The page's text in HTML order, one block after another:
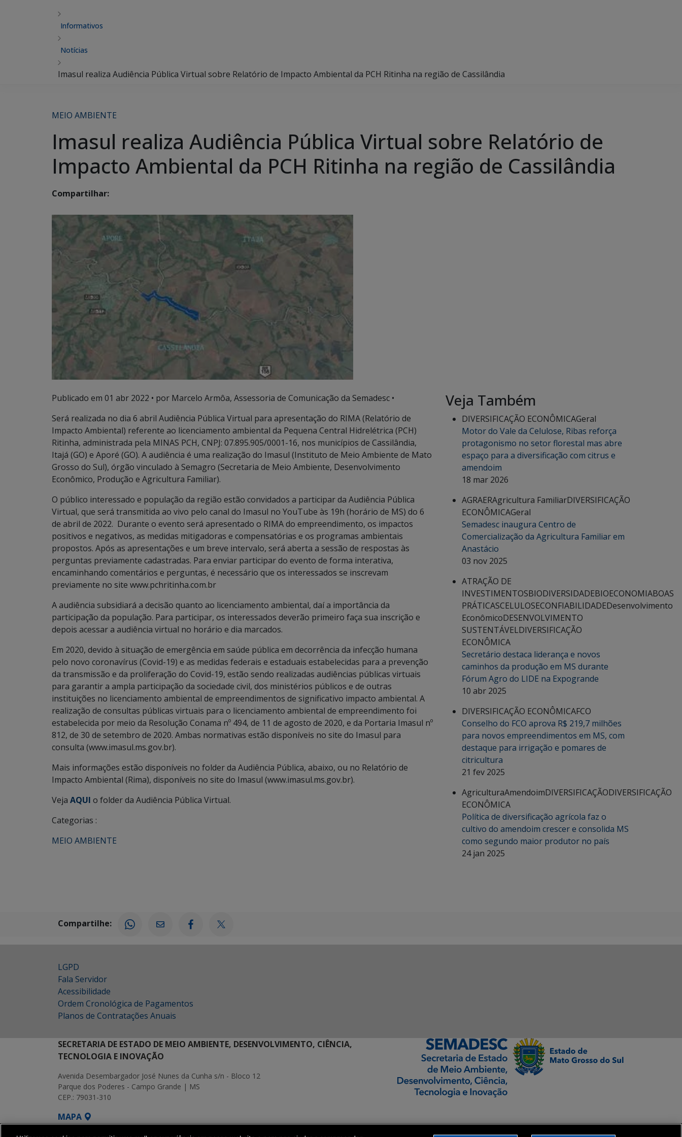
Informativos
Notícias
Imasul realiza Audiência Pública Virtual sobre Relatório de Impacto Ambiental da PCH Ritinha na região de Cassilândia
MEIO AMBIENTE
Imasul realiza Audiência Pública Virtual sobre Relatório de
Impacto Ambiental da PCH Ritinha na região de Cassilândia
Compartilhar:
Publicado em 01 abr 2022 • por Marcelo Armôa, Assessoria de Comunicação da Semadesc •
Será realizada no dia 6 abril Audiência Pública Virtual para apresentação do RIMA (Relatório de
Impacto Ambiental) referente ao licenciamento ambiental da Pequena Central Hidrelétrica (PCH)
Ritinha, administrada pela MINAS PCH, CNPJ: 07.895.905/0001-16, nos municípios de Cassilândia,
Itajá (GO) e Aporé (GO). A audiência é uma realização do Imasul (Instituto de Meio Ambiente de Mato
Grosso do Sul), órgão vinculado à Semagro (Secretaria de Meio Ambiente, Desenvolvimento
Econômico, Produção e Agricultura Familiar).
O público interessado e população da região estão convidados a participar da Audiência Pública
Virtual, que será transmitida ao vivo pelo canal do Imasul no YouTube às 19h (horário de MS) do 6
de abril de 2022. Durante o evento será apresentado o RIMA do empreendimento, os impactos
positivos e negativos, as medidas mitigadoras e compensatórias e os programas ambientais
propostos. Após as apresentações e um breve intervalo, será aberta a sessão de respostas às
perguntas previamente cadastradas. Para enviar participar do evento de forma interativa,
encaminhando comentários e perguntas, é necessário que os interessados se inscrevam
previamente no site www.pchritinha.com.br
A audiência subsidiará a decisão quanto ao licenciamento ambiental, daí a importância da
participação da população. Para participar, os interessados deverão primeiro faça sua inscrição e
depois acessar a audiência virtual no horário e dia marcados.
Em 2020, devido à situação de emergência em saúde pública em decorrência da infecção humana
pelo novo coronavírus (Covid-19) e as medidas federais e estaduais estabelecidas para a prevenção
da transmissão e da proliferação do Covid-19, estão sendo realizadas audiências públicas virtuais
para garantir a ampla participação da sociedade civil, dos ministérios públicos e de outras
instituições no licenciamento ambiental de empreendimentos de significativo impacto ambiental. A
realização de consultas públicas virtuais para o licenciamento ambiental de empreendimento foi
estabelecida por meio da Resolução Conama nº 494, de 11 de agosto de 2020, e da Portaria Imasul nº
812, de 30 de setembro de 2020. Ambas normativas estão disponíveis no site do Imasul para
consulta (www.imasul.ms.gov.br).
Mais informações estão disponíveis no folder da Audiência Pública, abaixo, ou no Relatório de
Impacto Ambiental (Rima), disponíveis no site do Imasul (www.imasul.ms.gov.br).
Veja AQUI o folder da Audiência Pública Virtual.
Categorias :
MEIO AMBIENTE
Veja Também
DIVERSIFICAÇÃO ECONÔMICAGeral
Motor do Vale da Celulose, Ribas reforça
protagonismo no setor florestal mas abre
espaço para a diversificação com citrus e
amendoim
18 mar 2026
AGRAERAgricultura FamiliarDIVERSIFICAÇÃO
ECONÔMICAGeral
Semadesc inaugura Centro de
Comercialização da Agricultura Familiar em
Anastácio
03 nov 2025
ATRAÇÃO DE
INVESTIMENTOSBIODIVERSIDADEBIOECONOMIABOAS
PRÁTICASCELULOSECONFIABILIDADEDesenvolvimento
EconômicoDESENVOLVIMENTO
SUSTENTÁVELDIVERSIFICAÇÃO
ECONÔMICA
Secretário destaca liderança e novos
caminhos da produção em MS durante
Fórum Agro do LIDE na Expogrande
10 abr 2025
DIVERSIFICAÇÃO ECONÔMICAFCO
Conselho do FCO aprova R$ 219,7 milhões
para novos empreendimentos em MS, com
destaque para irrigação e pomares de
citricultura
21 fev 2025
AgriculturaAmendoimDIVERSIFICAÇÃODIVERSIFICAÇÃO
ECONÔMICA
Política de diversificação agrícola faz o
cultivo do amendoim crescer e consolida MS
como segundo maior produtor no país
24 jan 2025
Compartilhe:
LGPD
Fala Servidor
Acessibilidade
Ordem Cronológica de Pagamentos
Planos de Contratações Anuais
SECRETARIA DE ESTADO DE MEIO AMBIENTE, DESENVOLVIMENTO, CIÊNCIA,
TECNOLOGIA E INOVAÇÃO
Avenida Desembargador José Nunes da Cunha s/n - Bloco 12
Parque dos Poderes - Campo Grande | MS
CEP.: 79031-310
MAPA